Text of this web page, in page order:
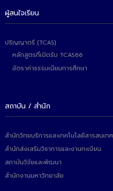
สหกิจศึกษา
- ข่าวประชาสัมพันธ์
- กิจกรรม
- ทุน/สมัครงาน/ศึกษาต่อ
ผลงานคณะ
ผู้สนใจเรียน
ปริญญาตรี (TCAS)
หลักสูตรที่เปิดรับ TCAS66
อัตราค่าธรรมเนียมการศึกษา
สถาบัน / สำนัก
สำนักวิทยบริการและเทคโนโลยีสารสนเทศ
สำนักส่งเสริมวิชาการและงานทะเบียน
สถาบันวิจัยและพัฒนา
สำนักงานมหาวิทยาลัย